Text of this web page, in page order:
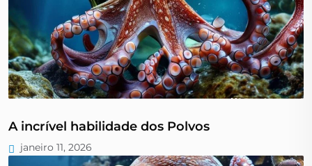
A incrível habilidade dos Polvos
janeiro 11, 2026